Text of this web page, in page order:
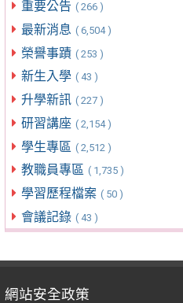
重要公告 ( 266 )
最新消息 ( 6,504 )
榮譽事蹟 ( 253 )
新生入學 ( 43 )
升學新訊 ( 227 )
研習講座 ( 2,154 )
學生專區 ( 2,512 )
教職員專區 ( 1,735 )
學習歷程檔案 ( 50 )
會議記錄 ( 43 )
網站安全政策